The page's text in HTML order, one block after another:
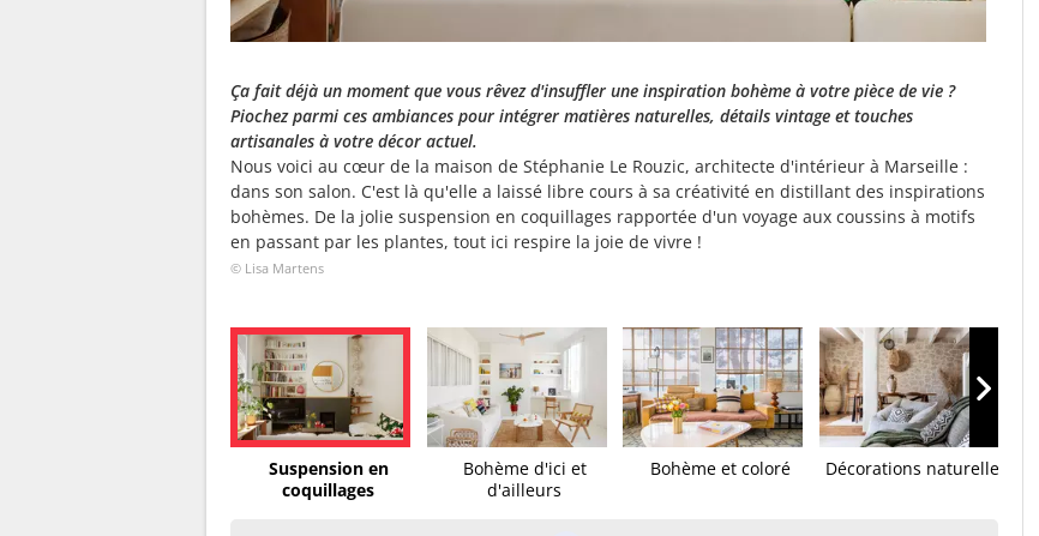
Ça fait déjà un moment que vous rêvez d'insuffler une inspiration bohème à votre pièce de vie ?
Piochez parmi ces ambiances pour intégrer matières naturelles, détails vintage et touches
artisanales à votre décor actuel.
Nous voici au cœur de la maison de Stéphanie Le Rouzic, architecte d'intérieur à Marseille :
dans son salon. C'est là qu'elle a laissé libre cours à sa créativité en distillant des inspirations
bohèmes. De la jolie suspension en coquillages rapportée d'un voyage aux coussins à motifs
en passant par les plantes, tout ici respire la joie de vivre !
© Lisa Martens
Suspension en
coquillages
Bohème d'ici et
d'ailleurs
Bohème et coloré Décorations naturelles